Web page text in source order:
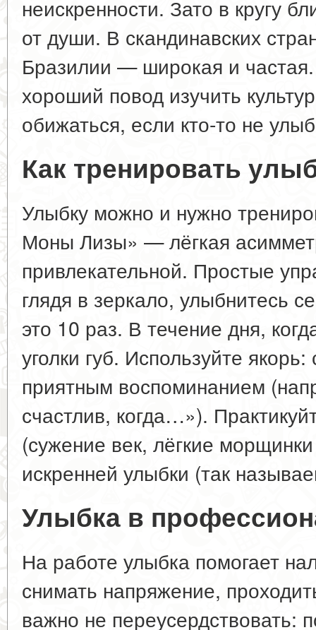
неискренности. Зато в кругу
от души. В скандинавских
Бразилии — широкая и
хороший повод изучить
обижаться, если кто-то не
Как тренировать
Улыбку можно и нужно
Моны Лизы» — лёгкая
привлекательной. Простые
глядя в зеркало, улыбнитесь
это 10 раз. В течение дня,
уголки губ. Используйте
приятным воспоминанием
счастлив, когда…»).
(сужение век, лёгкие
искренней улыбки (так
Улыбка в
На работе улыбка помогает
снимать напряжение,
важно не переусердствовать: